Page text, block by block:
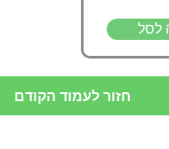
לסל
חזור לעמוד הקודם